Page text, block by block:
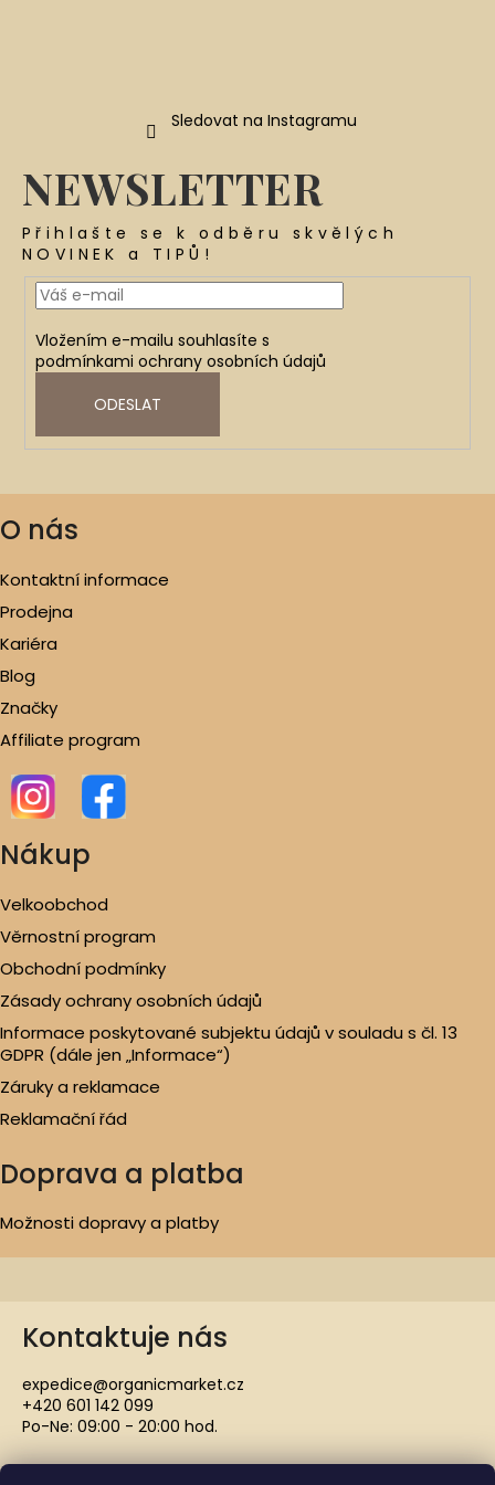
Sledovat na Instagramu
NEWSLETTER
Přihlašte se k odběru skvělých
NOVINEK a TIPŮ!
Vložením e-mailu souhlasíte s
podmínkami ochrany osobních údajů
ODESLAT
O nás
Kontaktní informace
Prodejna
Kariéra
Blog
Značky
Affiliate program
Nákup
Velkoobchod
Věrnostní program
Obchodní podmínky
Zásady ochrany osobních údajů
Informace poskytované subjektu údajů v souladu s čl. 13
GDPR (dále jen „Informace“)
Záruky a reklamace
Reklamační řád
Doprava a platba
Možnosti dopravy a platby
Kontaktuje nás
expedice@organicmarket.cz
+420 601 142 099
Po-Ne: 09:00 - 20:00 hod.